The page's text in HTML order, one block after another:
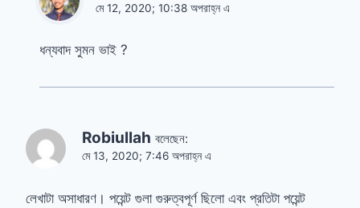
মে 12, 2020; 10:38 অপরাহ্ন এ
ধন্যবাদ সুমন ভাই ?
Robiullah বলেছেন:
মে 13, 2020; 7:46 অপরাহ্ন এ
লেখাটা অসাধারণ। পয়েন্ট গুলা গুরুত্বপূর্ণ ছিলো এবং প্রতিটা পয়েন্ট